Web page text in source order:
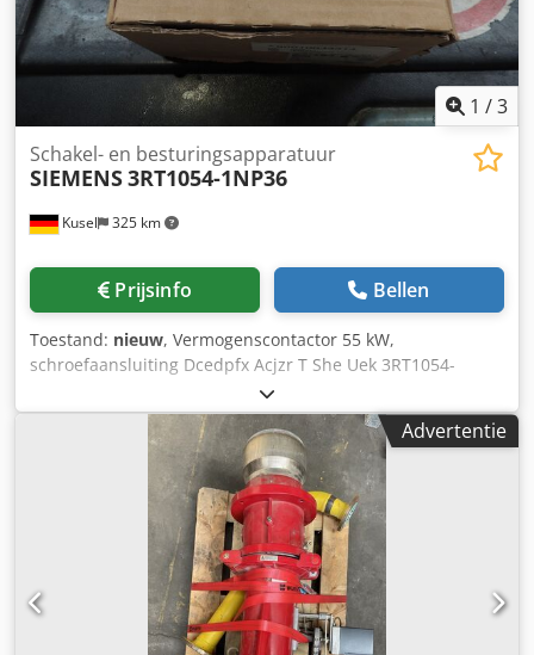
1 /3
Kusel 325 km
Schakel- en besturingsapparatuur
SIEMENS3RT1054-1NP36
Prijsinfo Bellen
Toestand: nieuw, Vermogenscontactor 55 kW,
schroefaansluiting Dcedpfx Acjzr T She Uek 3RT1054-
Advertentie